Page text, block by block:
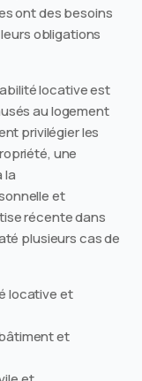
ont des besoins
obligations
locative est
au logement
privilégier les
une
la
et
récente dans
plusieurs cas de
locative et
et